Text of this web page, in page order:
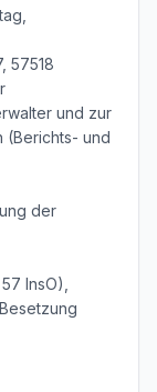
57518
und zur
(Berichts- und
der
InsO),